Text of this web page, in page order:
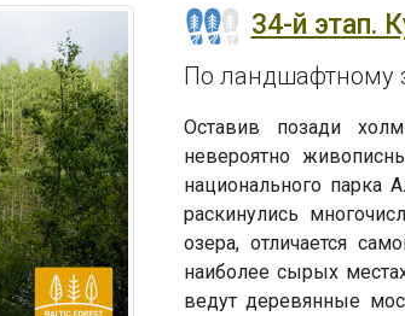
34-й этап.
По ландшафтному
Оставив позади
невероятно
национального парка
раскинулись
озера, отличается
наиболее сырых
ведут деревянные